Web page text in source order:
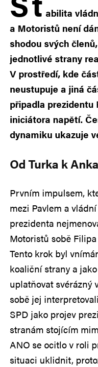
abilita
a Motoristů není
shodou svých
jednotlivé strany
V prostředí, kde
neustupuje a jiná
připadla prezidentu
iniciátora napětí.
dynamiku ukazuje
Od Turka k
Prvním impulsem,
mezi Pavlem a
prezidenta
Motoristů sobě
Tento krok byl
koaliční strany a
uplatňovat svérázný
sobě jej
SPD jako projev
stranám stojícím
ANO se ocitlo v roli
situaci uklidnit,